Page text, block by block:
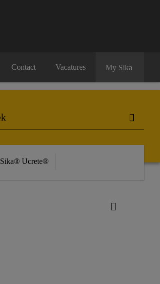
Contact Vacatures My Sika
Sika® Ucrete®